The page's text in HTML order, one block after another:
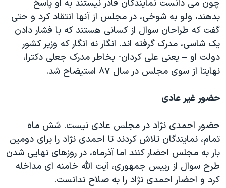
اسرائیل در جنگ
نرگس محمدی برنده جایزه نوبل صلح
همایش محافظه‌کاران آمریکا «سی‌پک»
صفحه‌های ویژه
سفر پرزیدنت ترامپ به چین
چون می دانست نمایندگان قادر نیستند به او پاسخ
بدهند، ولو به شوخی، در مجلس از آنها انتقاد کرد و حتی
گفت که طراحان سوال از کسانی هستند که با فشار دادن
یک شاسی، مدرک گرفته اند. انگار نه انگار که وزیر کشور
دولت او – یعنی علی کردان- بخاطر مدرک جعلی دکترا،
نهایتا از سوی مجلس در سال ۸۷ استیضاح شد.
حضور غیر عادی
حضور احمدی نژاد در مجلس عادی نیست. شش ماه
تمام، نمایندگان تلاش کردند تا احمدی نژاد را برای دومین
بار به مجلس احضار کنند اما آذرماه، در روزهای نهایی شدن
طرح سوال از رییس جمهوری، آیت الله خامنه ای مداخله
کرد و احضار احمدی نژاد را به صلاح ندانست.